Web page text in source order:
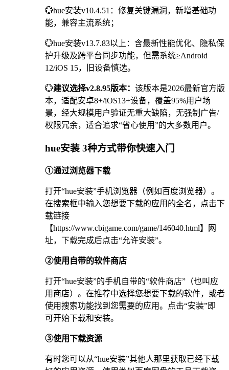
💮hue安装v10.4.51：修复关键漏洞，新增基础功
能，兼容主流系统；
💮hue安装v13.7.83以上：含最新性能优化、隐私保
护升级及跨平台同步功能，但需系统≥Android
12/iOS 15，旧设备慎选。
💮建议选择v2.8.95版本： 该版本是2026最新官方版
本，适配安卓8+/iOS13+设备，覆盖95%用户场
景，经大规模用户验证无重大缺陷，无强制广告/
权限冗余，适合追求“省心使用”的大多数用户。
hue安装 3种方式带你快速入门
①通过浏览器下载
打开“hue安装”手机浏览器（例如百度浏览器）。
在搜索框中输入您想要下载的应用的全名，点击下
载链接
【https://www.cbigame.com/game/146040.html】网
址，下载完成后点击“允许安装”。
②使用自带的软件商店
打开“hue安装”的手机自带的“软件商店”（也叫应
用商店）。在推荐中选择您想要下载的软件，或者
使用搜索功能找到您需要的应用。点击“安装”即
可开始下载和安装。
③使用下载资源
有时您可以从“hue安装”其他人那里获取已经下载